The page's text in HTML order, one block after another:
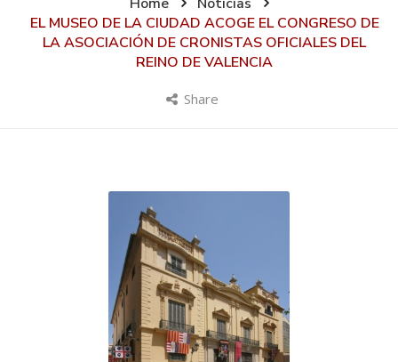
EL MUSEO DE LA CIUDAD ACOGE EL CONGRESO DE
LA ASOCIACIÓN DE CRONISTAS OFICIALES DEL
REINO DE VALENCIA
Share